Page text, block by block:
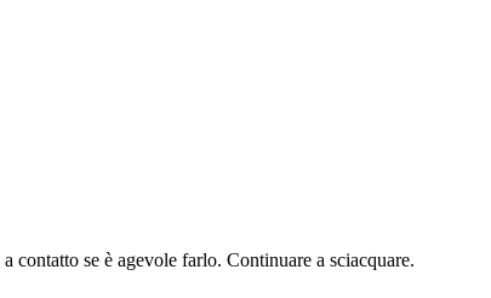
se è agevole farlo. Continuare a sciacquare.